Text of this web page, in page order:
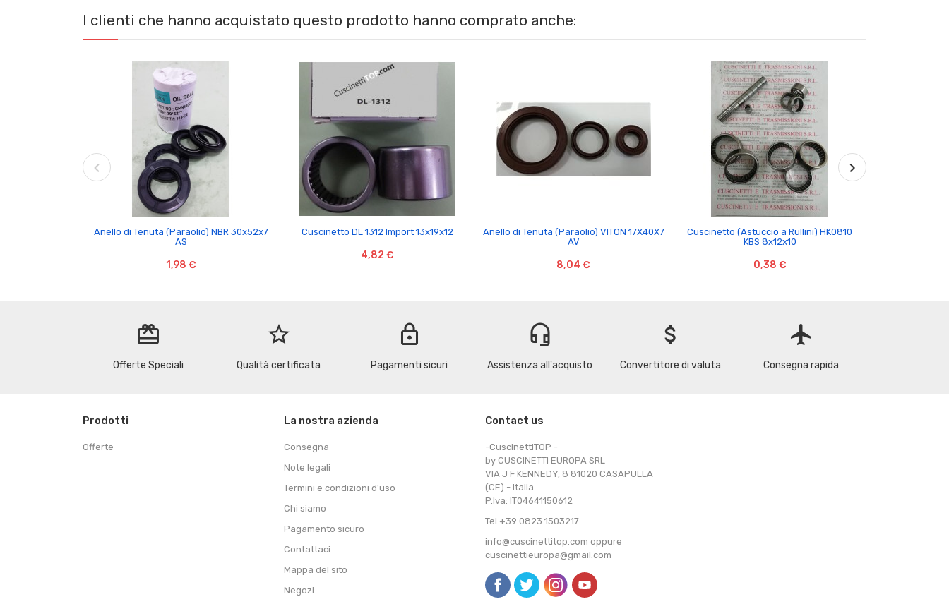
I clienti che hanno acquistato questo prodotto hanno comprato anche:

Anello di Tenuta (Paraolio) NBR 30x52x7
AS
1,98 €

Cuscinetto DL 1312 Import 13x19x12
4,82 €

Anello di Tenuta (Paraolio) VITON 17X40X7
AV
8,04 €

Cuscinetto (Astuccio a Rullini) HK0810
KBS 8x12x10
0,38 €
redeem
Offerte Speciali
star_border
Qualità certificata
lock
Pagamenti sicuri
headset_mic
Assistenza all'acquisto
attach_money
Convertitore di valuta
flight
Consegna rapida
Prodotti
Offerte
La nostra azienda
Consegna
Note legali
Termini e condizioni d'uso
Chi siamo
Pagamento sicuro
Contattaci
Mappa del sito
Negozi
Contact us
-CuscinettiTOP -
by CUSCINETTI EUROPA SRL
VIA J F KENNEDY, 8 81020 CASAPULLA
(CE) - Italia
P.Iva: IT04641150612
Tel +39 0823 1503217
info@cuscinettitop.com oppure
cuscinettieuropa@gmail.com